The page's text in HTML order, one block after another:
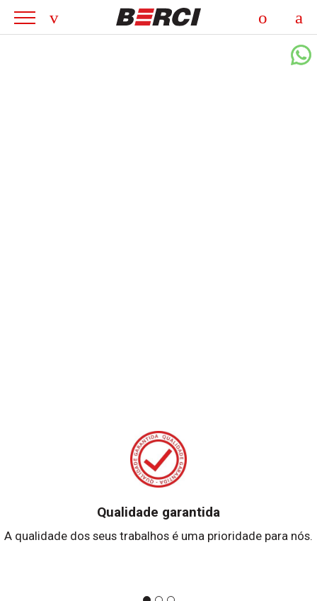
Qualidade garantida
A qualidade dos seus trabalhos é uma prioridade para nós.